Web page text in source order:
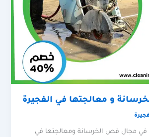
و معالجتها في الفجيرة
في مجال قص الخرسانة ومعالجتها في